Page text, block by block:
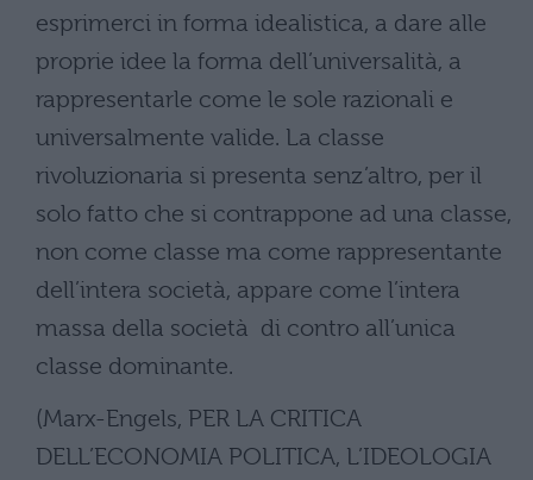
esprimerci in forma idealistica, a dare alle
proprie idee la forma dell’universalità, a
rappresentarle come le sole razionali e
universalmente valide. La classe
rivoluzionaria si presenta senz’altro, per il
solo fatto che si contrappone ad una classe,
non come classe ma come rappresentante
dell’intera società, appare come l’intera
massa della società di contro all’unica
classe dominante.
(Marx-Engels, PER LA CRITICA
DELL’ECONOMIA POLITICA, L’IDEOLOGIA